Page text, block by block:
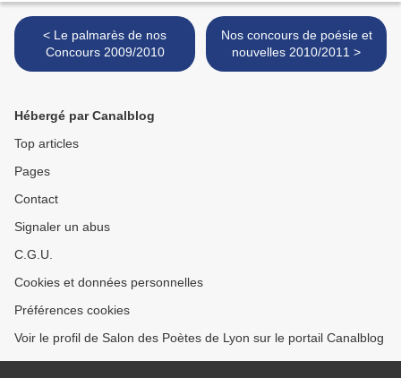
< Le palmarès de nos
Concours 2009/2010
Nos concours de poésie et
nouvelles 2010/2011 >
Hébergé par Canalblog
Top articles
Pages
Contact
Signaler un abus
C.G.U.
Cookies et données personnelles
Préférences cookies
Voir le profil de Salon des Poètes de Lyon sur le portail Canalblog